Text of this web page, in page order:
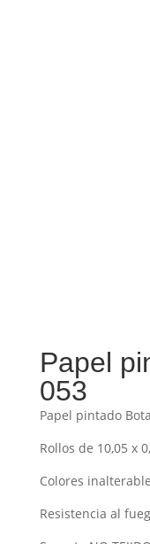
Papel
053
Papel pintado
Rollos de 10,05 x
Colores
Resistencia al